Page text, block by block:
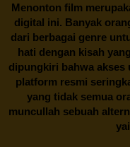
Menonton film
digital ini. Banyak
dari berbagai genre
hati dengan kisah
dipungkiri bahwa akses
platform resmi
yang tidak semua
muncullah sebuah